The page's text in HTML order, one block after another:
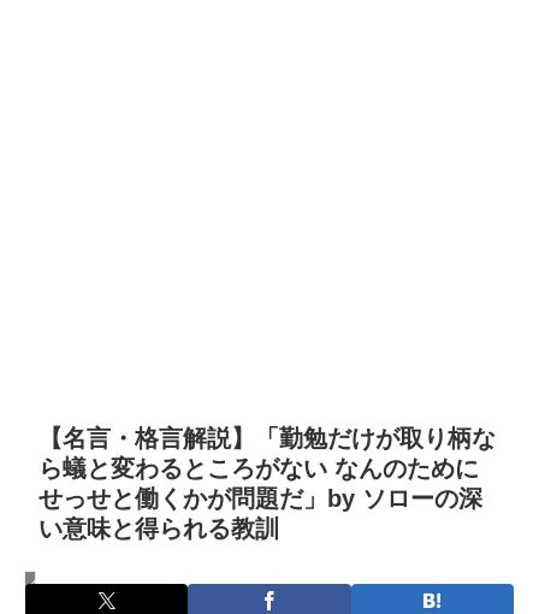
【名言・格言解説】「勤勉だけが取り柄な
ら蟻と変わるところがない なんのために
せっせと働くかが問題だ」by ソローの深
い意味と得られる教訓
名言・格言